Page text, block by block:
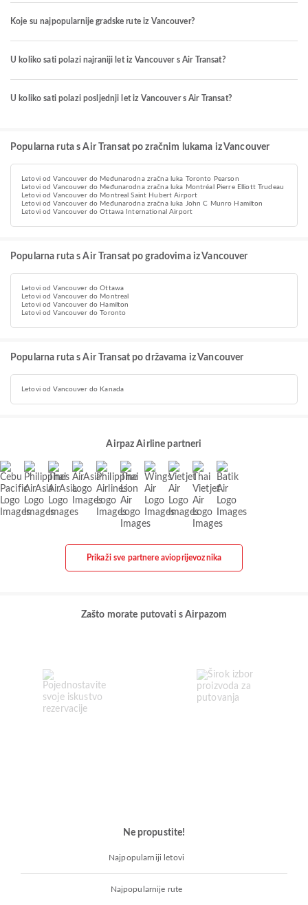
Koje su najpopularnije gradske rute iz Vancouver?
U koliko sati polazi najraniji let iz Vancouver s Air Transat?
U koliko sati polazi posljednji let iz Vancouver s Air Transat?
Popularna ruta s Air Transat po zračnim lukama iz Vancouver
Letovi od Vancouver do Međunarodna zračna luka Toronto Pearson
Letovi od Vancouver do Međunarodna zračna luka Montréal Pierre Elliott Trudeau
Letovi od Vancouver do Montreal Saint Hubert Airport
Letovi od Vancouver do Međunarodna zračna luka John C Munro Hamilton
Letovi od Vancouver do Ottawa International Airport
Popularna ruta s Air Transat po gradovima iz Vancouver
Letovi od Vancouver do Ottawa
Letovi od Vancouver do Montreal
Letovi od Vancouver do Hamilton
Letovi od Vancouver do Toronto
Popularna ruta s Air Transat po državama iz Vancouver
Letovi od Vancouver do Kanada
Airpaz Airline partneri
Prikaži sve partnere avioprijevoznika
Zašto morate putovati s Airpazom
Ne propustite!
Najpopularniji letovi
Najpopularnije rute